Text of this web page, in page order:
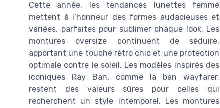
Cette année, les tendances lunettes femme
mettent à l’honneur des formes audacieuses et
variées, parfaites pour sublimer chaque look. Les
montures oversize continuent de séduire,
apportant une touche rétro chic et une protection
optimale contre le soleil. Les modèles inspirés des
iconiques Ray Ban, comme la ban wayfarer,
restent des valeurs sûres pour celles qui
recherchent un style intemporel. Les montures